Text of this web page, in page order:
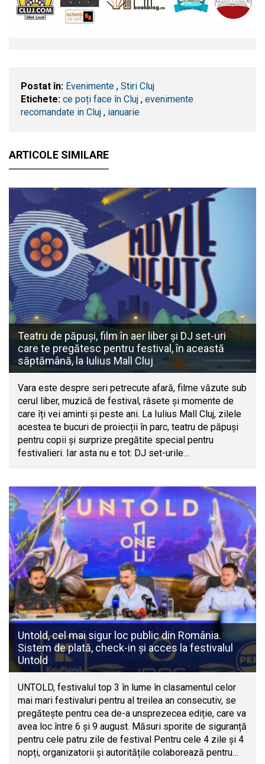
Postat în: Evenimente , Stiri Cluj
Etichete: ce poți face în Cluj , evenimente
recomandate in Cluj , ianuarie
ARTICOLE SIMILARE
Teatru de păpuși, film în aer liber și DJ set-uri
care te pregătesc pentru festival, în această
săptămână, la Iulius Mall Cluj
Vara este despre seri petrecute afară, filme văzute sub
cerul liber, muzică de festival, râsete și momente de
care îți vei aminti și peste ani. La Iulius Mall Cluj, zilele
acestea te bucuri de proiecții în parc, teatru de păpuși
pentru copii și surprize pregătite special pentru
festivalieri. Iar asta nu e tot: DJ set-urile…
Untold, cel mai sigur loc public din România.
Sistem de plată, check-in și acces la festivalul
Untold
UNTOLD, festivalul top 3 în lume în clasamentul celor
mai mari festivaluri pentru al treilea an consecutiv, se
pregătește pentru cea de-a unsprezecea ediție, care va
avea loc între 6 și 9 august. Măsuri sporite de siguranță
pentru cele patru zile de festival Pentru cele 4 zile și 4
nopți, organizatorii și autoritățile colaborează pentru…